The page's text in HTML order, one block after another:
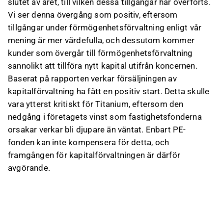
slutet av året, till vilken dessa tillgångar har överförts.
Vi ser denna övergång som positiv, eftersom
tillgångar under förmögenhetsförvaltning enligt vår
mening är mer värdefulla, och dessutom kommer
kunder som övergår till förmögenhetsförvaltning
sannolikt att tillföra nytt kapital utifrån koncernen.
Baserat på rapporten verkar försäljningen av
kapitalförvaltning ha fått en positiv start. Detta skulle
vara ytterst kritiskt för Titanium, eftersom den
nedgång i företagets vinst som fastighetsfonderna
orsakar verkar bli djupare än väntat. Enbart PE-
fonden kan inte kompensera för detta, och
framgången för kapitalförvaltningen är därför
avgörande.